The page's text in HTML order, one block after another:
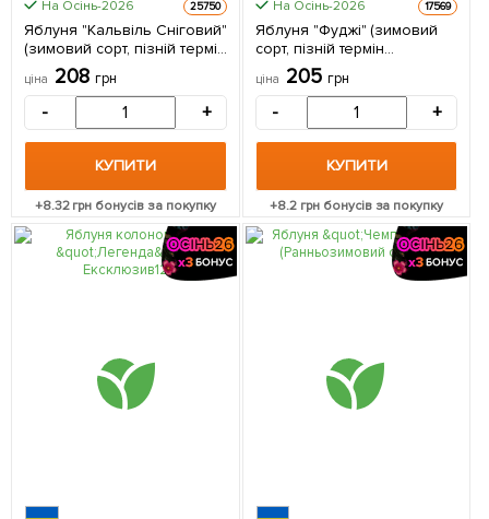
На Осінь-2026 25750
Яблуня "Кальвіль Сніговий"
(зимовий сорт, пізній термін
ціна 208 грн
- +
КУПИТИ
+8.32грн бонусів за покупку
На Осінь-2026 17569
Яблуня "Фуджі" (зимовий
сорт, пізній термін
ціна 205 грн
- +
КУПИТИ
+8.2грн бонусів за покупку